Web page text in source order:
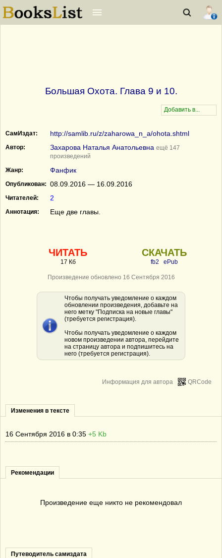
Большая Охота. Глава 9 и 10.
СамИздат: http://samlib.ru/z/zaharowa_n_a/ohota.shtml
Автор: Захарова Наталья Анатольевна ещё 147
произведений
Жанр:
Фанфик
Опубликован: 08.09.2016 — 16.09.2016
Читателей: 2
Аннотация: Еще две главы.
ЧИТАТЬ
17 Кб
СКАЧАТЬ
fb2 ePub
Произведение обновлено 16 Сентября 2016
Чтобы получать уведомление о каждом
обновлении произведения, добавьте на
него метку "Подписка на новые главы"
(требуется регистрация).
Чтобы получать уведомление о каждом
новом произведении автора, перейдите
на страницу автора и подпишитесь на
него (требуется регистрация).
QRCode
Информация для автора
Изменения в тексте
16 Сентября 2016 в 0:35 +5 Kb
Рекомендации
Произведение еще никто не рекомендовал
Путеводитель самиздата